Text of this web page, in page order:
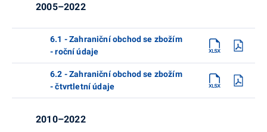
2005–2022
6.1 - Zahraniční obchod se zbožím
- roční údaje
6.2 - Zahraniční obchod se zbožím
- čtvrtletní údaje
2010–2022